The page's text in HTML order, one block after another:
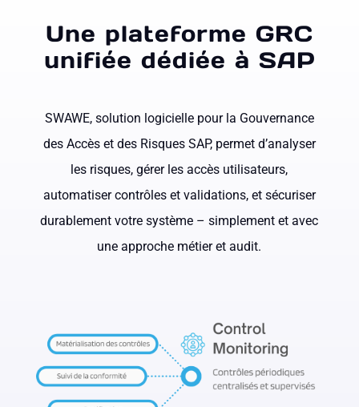
Une plateforme GRC
unifiée dédiée à SAP
SWAWE, solution logicielle pour la Gouvernance
des Accès et des Risques SAP, permet d’analyser
les risques, gérer les accès utilisateurs,
automatiser contrôles et validations, et sécuriser
durablement votre système – simplement et avec
une approche métier et audit.